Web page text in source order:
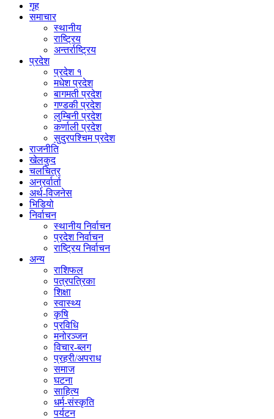
गृह
समाचार
स्थानीय
राष्ट्रिय
अन्तर्राष्ट्रिय
प्रदेश
प्रदेश १
मधेश प्रदेश
बागमती प्रदेश
गण्डकी प्रदेश
लुम्बिनी प्रदेश
कर्णाली प्रदेश
सुदुरपश्चिम प्रदेश
राजनीति
खेलकुद
चलचित्र
अन्रर्वार्ता
अर्थ-विजनेस
भिडियो
निर्वाचन
स्थानीय निर्वाचन
प्रदेश निर्वाचन
राष्ट्रिय निर्वाचन
अन्य
राशिफल
पत्रपत्रिका
शिक्षा
स्वास्थ्य
कृषि
प्रविधि
मनोरञ्जन
विचार-ब्लग
प्रहरी/अपराध
समाज
घटना
साहित्य
धर्म-संस्कृति
पर्यटन